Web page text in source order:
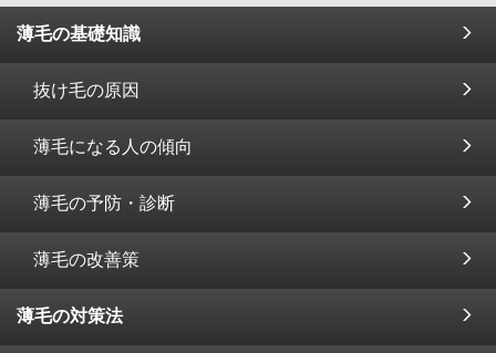
薄毛の基礎知識
抜け毛の原因
薄毛になる人の傾向
薄毛の予防・診断
薄毛の改善策
薄毛の対策法